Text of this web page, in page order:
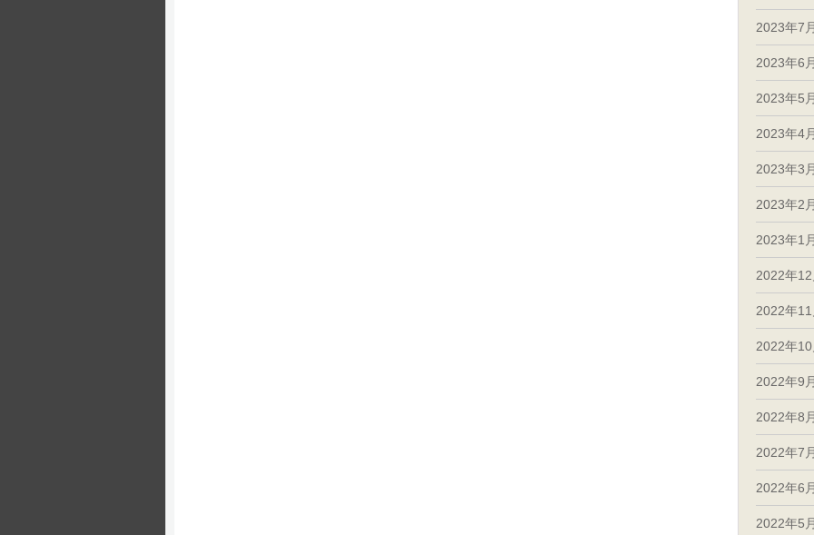
2023年7月
2023年6月
2023年5月
2023年4月
2023年3月
2023年2月
2023年1月
2022年12
2022年11
2022年10
2022年9月
2022年8月
2022年7月
2022年6月
2022年5月